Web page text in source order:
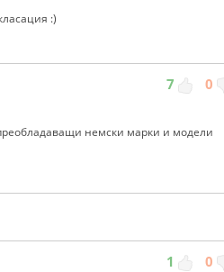
:)
7 0
немски марки и модели
1 0